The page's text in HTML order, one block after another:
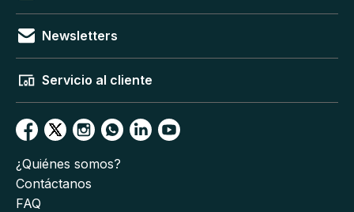
Newsletters
Servicio al cliente
¿Quiénes somos?
Contáctanos
FAQ